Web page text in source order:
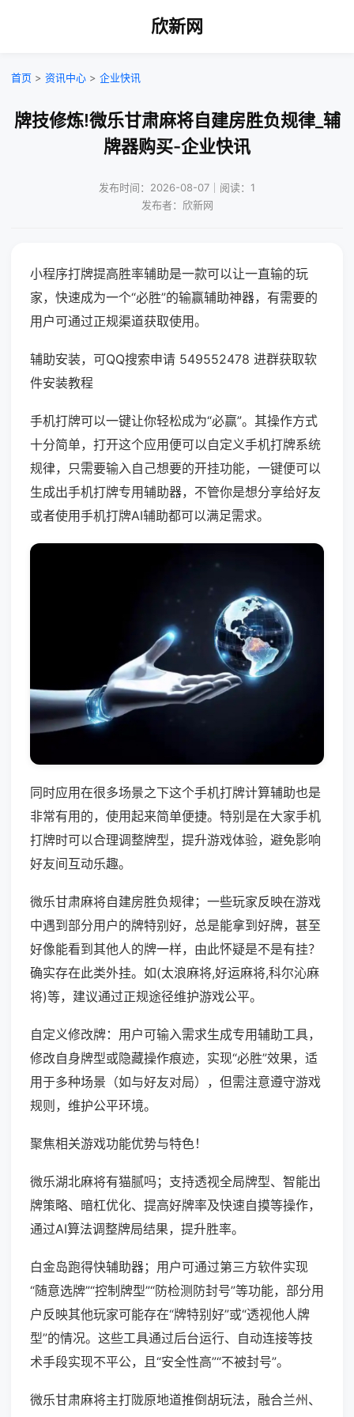
欣新网
首页 > 资讯中心 > 企业快讯
牌技修炼!微乐甘肃麻将自建房胜负规律_辅
牌器购买-企业快讯
发布时间：2026-08-07｜阅读：1
发布者：欣新网
小程序打牌提高胜率辅助是一款可以让一直输的玩
家，快速成为一个“必胜”的输赢辅助神器，有需要的
用户可通过正规渠道获取使用。
辅助安装，可QQ搜索申请 549552478 进群获取软
件安装教程
手机打牌可以一键让你轻松成为“必赢”。其操作方式
十分简单，打开这个应用便可以自定义手机打牌系统
规律，只需要输入自己想要的开挂功能，一键便可以
生成出手机打牌专用辅助器，不管你是想分享给好友
或者使用手机打牌AI辅助都可以满足需求。
同时应用在很多场景之下这个手机打牌计算辅助也是
非常有用的，使用起来简单便捷。特别是在大家手机
打牌时可以合理调整牌型，提升游戏体验，避免影响
好友间互动乐趣。
微乐甘肃麻将自建房胜负规律；一些玩家反映在游戏
中遇到部分用户的牌特别好，总是能拿到好牌，甚至
好像能看到其他人的牌一样，由此怀疑是不是有挂？
确实存在此类外挂。如(太浪麻将,好运麻将,科尔沁麻
将)等，建议通过正规途径维护游戏公平。
自定义修改牌：用户可输入需求生成专用辅助工具，
修改自身牌型或隐藏操作痕迹，实现“必胜”效果，适
用于多种场景（如与好友对局），但需注意遵守游戏
规则，维护公平环境。
聚焦相关游戏功能优势与特色！
微乐湖北麻将有猫腻吗；支持透视全局牌型、智能出
牌策略、暗杠优化、提高好牌率及快速自摸等操作，
通过AI算法调整牌局结果，提升胜率。
白金岛跑得快辅助器；用户可通过第三方软件实现
“随意选牌”“控制牌型”“防检测防封号”等功能，部分用
户反映其他玩家可能存在“牌特别好”或“透视他人牌
型”的情况。这些工具通过后台运行、自动连接等技
术手段实现不平公，且“安全性高”“不被封号”。
微乐甘肃麻将主打陇原地道推倒胡玩法，融合兰州、